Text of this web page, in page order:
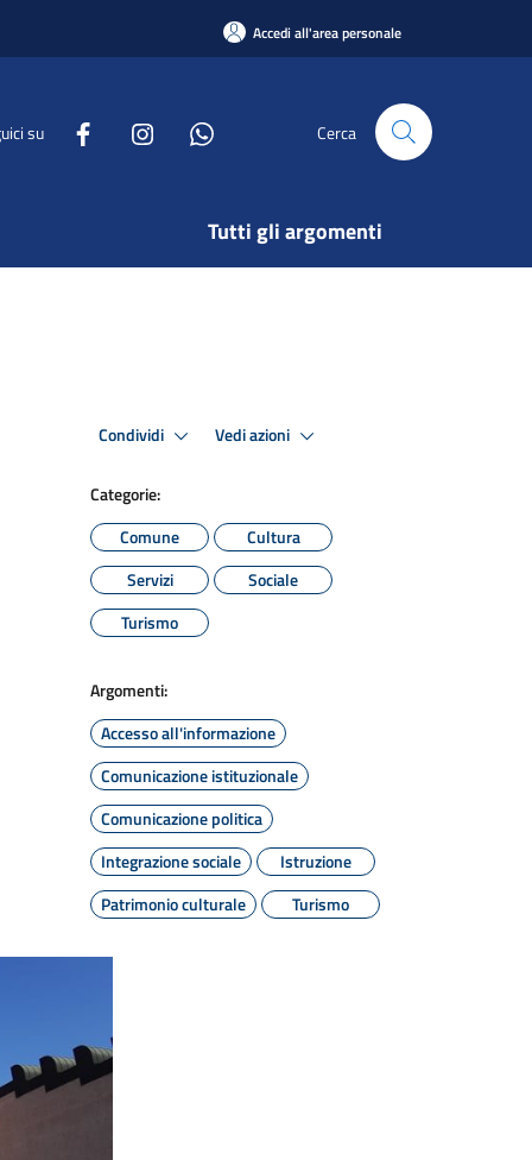
Accedi all'area personale
su Cerca
Tutti gli argomenti
Condividi Vedi azioni
Categorie:
Comune
Cultura
Servizi
Sociale
Turismo
Argomenti:
Accesso all'informazione
Comunicazione istituzionale
Comunicazione politica
Integrazione sociale
Istruzione
Patrimonio culturale
Turismo